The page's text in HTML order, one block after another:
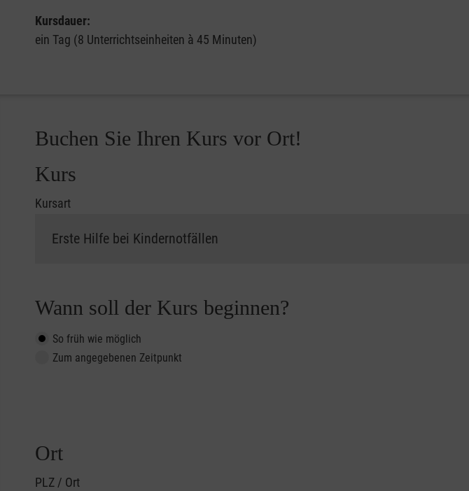
Kursdauer:
ein Tag (8 Unterrichtseinheiten à 45 Minuten)
Buchen Sie Ihren Kurs vor Ort!
Kurs
Kursart
Wann soll der Kurs beginnen?
So früh wie möglich
Zum angegebenen Zeitpunkt
Ort
PLZ / Ort